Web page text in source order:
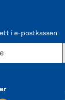
i e-postkassen